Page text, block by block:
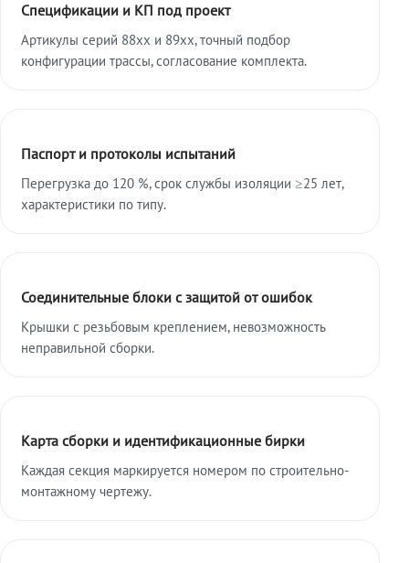
Спецификации и КП под проект
Артикулы серий 88xx и 89xx, точный подбор
конфигурации трассы, согласование комплекта.
Паспорт и протоколы испытаний
Перегрузка до 120 %, срок службы изоляции ≥25 лет,
характеристики по типу.
Соединительные блоки с защитой от ошибок
Крышки с резьбовым креплением, невозможность
неправильной сборки.
Карта сборки и идентификационные бирки
Каждая секция маркируется номером по строительно-
монтажному чертежу.